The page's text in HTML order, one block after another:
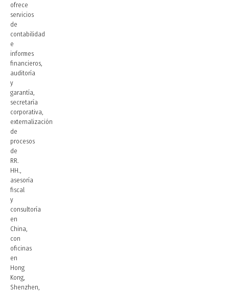
ofrece
servicios
de
contabilidad
e
informes
financieros,
auditoría
y
garantía,
secretaría
corporativa,
externalización
de
procesos
de
RR.
HH.,
asesoría
fiscal
y
consultoría
en
China,
con
oficinas
en
Hong
Kong,
Shenzhen,